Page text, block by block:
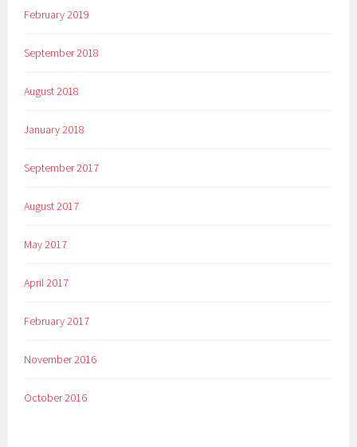
February 2019
September 2018
August 2018
January 2018
September 2017
August 2017
May 2017
April 2017
February 2017
November 2016
October 2016